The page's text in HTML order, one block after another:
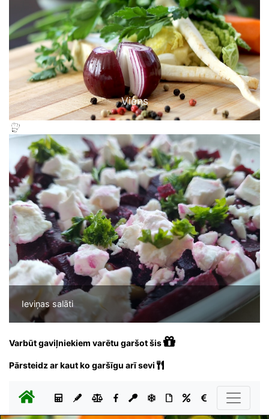
Viens
Ieviņas salāti
Varbūt gaviļniekiem varētu garšot šis
Pārsteidz ar kaut ko garšīgu arī sevi